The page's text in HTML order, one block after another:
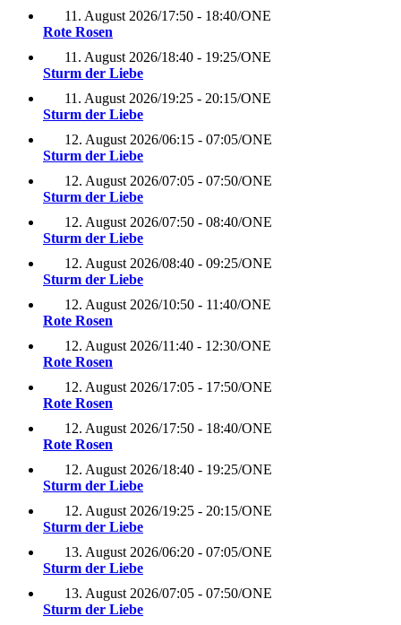
11. August 2026/17:50 - 18:40/ONE
Rote Rosen
11. August 2026/18:40 - 19:25/ONE
Sturm der Liebe
11. August 2026/19:25 - 20:15/ONE
Sturm der Liebe
12. August 2026/06:15 - 07:05/ONE
Sturm der Liebe
12. August 2026/07:05 - 07:50/ONE
Sturm der Liebe
12. August 2026/07:50 - 08:40/ONE
Sturm der Liebe
12. August 2026/08:40 - 09:25/ONE
Sturm der Liebe
12. August 2026/10:50 - 11:40/ONE
Rote Rosen
12. August 2026/11:40 - 12:30/ONE
Rote Rosen
12. August 2026/17:05 - 17:50/ONE
Rote Rosen
12. August 2026/17:50 - 18:40/ONE
Rote Rosen
12. August 2026/18:40 - 19:25/ONE
Sturm der Liebe
12. August 2026/19:25 - 20:15/ONE
Sturm der Liebe
13. August 2026/06:20 - 07:05/ONE
Sturm der Liebe
13. August 2026/07:05 - 07:50/ONE
Sturm der Liebe